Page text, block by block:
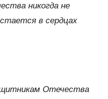
никогда не
в сердцах
Отечества